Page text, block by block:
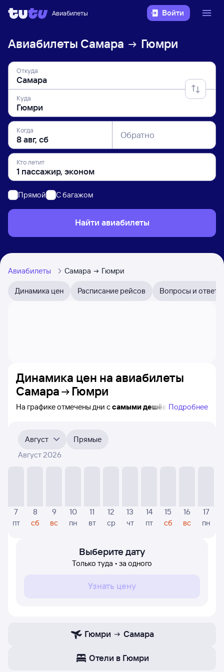
Авиабилеты Войти
Авиабилеты Самара Гюмри
Откуда
Куда
Когда Обратно
Кто летит
Прямой C багажом
Найти авиабилеты
Авиабилеты Самара Гюмри
Динамика цен Расписание рейсов Вопросы и ответы
Динамика цен на авиабилеты
Самара
Гюмри
На графике отмечены дни ссамыми дешёвыми
Выберите дату, перейдите по клику к поиску билетов
на нужный рейс и просмотру
Если никто не искал авиабилетов по маршруту
Самара — Гюмри, то цены могут отсутствовать
частично или полностью. В этом случае заполните
Подробнее
Август
Прямые
Август 2026
7
пт
8
сб
9
вс
10
пн
11
вт
12
ср
13
чт
14
пт
15
сб
16
вс
17
пн
Выберите дату
Только туда • за одного
Узнать цену
Гюмри Самара
Отели в Гюмри